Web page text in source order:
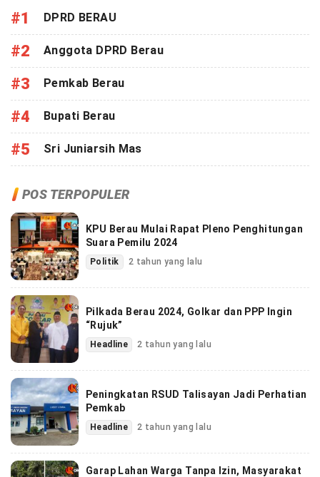
#1 DPRD BERAU
#2 Anggota DPRD Berau
#3 Pemkab Berau
#4 Bupati Berau
#5 Sri Juniarsih Mas
POS TERPOPULER
KPU Berau Mulai Rapat Pleno Penghitungan
Suara Pemilu 2024
Politik 2 tahun yang lalu
Pilkada Berau 2024, Golkar dan PPP Ingin
“Rujuk”
Headline 2 tahun yang lalu
Peningkatan RSUD Talisayan Jadi Perhatian
Pemkab
Headline 2 tahun yang lalu
Garap Lahan Warga Tanpa Izin, Masyarakat